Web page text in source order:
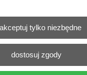
Pomoc
Moje konto
tylko niezbędne
dostosuj zgody